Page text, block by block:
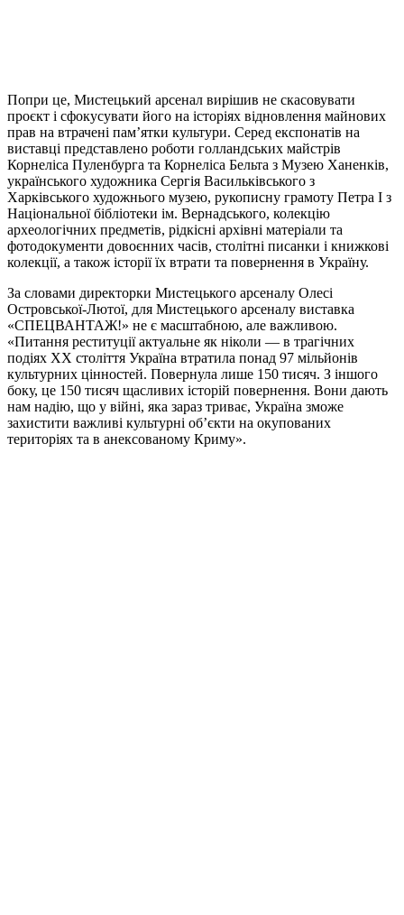
Попри це, Мистецький арсенал вирішив не скасовувати
проєкт і сфокусувати його на історіях відновлення майнових
прав на втрачені пам’ятки культури. Серед експонатів на
виставці представлено роботи голландських майстрів
Корнеліса Пуленбурга та Корнеліса Бельта з Музею Ханенків,
українського художника Сергія Васильківського з
Харківського художнього музею, рукописну грамоту Петра І з
Національної бібліотеки ім. Вернадського, колекцію
археологічних предметів, рідкісні архівні матеріали та
фотодокументи довоєнних часів, столітні писанки і книжкові
колекції, а також історії їх втрати та повернення в Україну.
За словами директорки Мистецького арсеналу Олесі
Островської-Лютої, для Мистецького арсеналу виставка
«СПЕЦВАНТАЖ!» не є масштабною, але важливою.
«Питання реституції актуальне як ніколи — в трагічних
подіях ХХ століття Україна втратила понад 97 мільйонів
культурних цінностей. Повернула лише 150 тисяч. З іншого
боку, це 150 тисяч щасливих історій повернення. Вони дають
нам надію, що у війні, яка зараз триває, Україна зможе
захистити важливі культурні об’єкти на окупованих
територіях та в анексованому Криму».